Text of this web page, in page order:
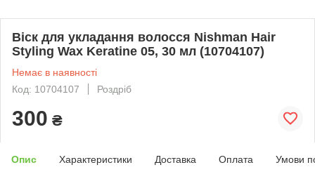
Віск для укладання волосся Nishman Hair
Styling Wax Keratine 05, 30 мл (10704107)
Немає в наявності
Код: 10704107
Роздріб
300 ₴
Опис Характеристики Доставка Оплата Умови